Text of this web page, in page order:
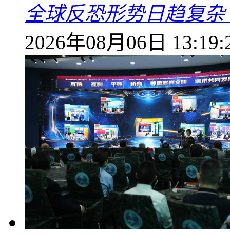
全球反恐形势日趋复
2026年08月06日